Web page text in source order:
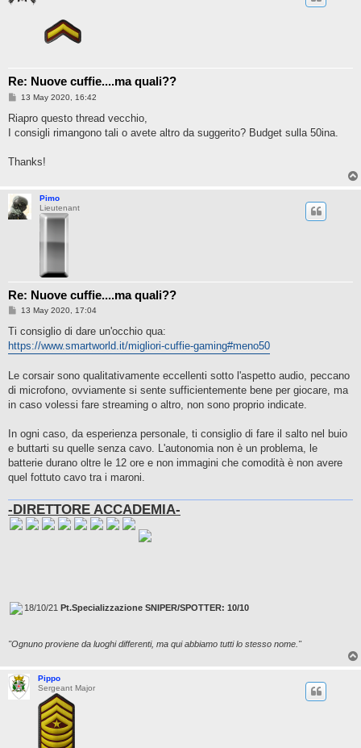
Re: Nuove cuffie....ma quali??
P
s
13 May 2020, 16:42
Riapro questo thread vecchio,
I consigli rimangono tali o avete altro da suggerito? Budget sulla 50ina.
Thanks!
Pimo
Lieutenant
Re: Nuove cuffie....ma quali??
P
s
13 May 2020, 17:04
Ti consiglio di dare un'occhio qua:
https://www.smartworld.it/migliori-cuffie-gaming#meno50
Le corsair sono qualitativamente eccellenti sotto l'aspetto audio, peccano
di microfono, ovviamente si sente sufficientemente bene per giocare, ma
in caso volessi fare streaming o altro, non sono proprio indicate.
In ogni caso, da esperienza personale, ti consiglio di fare il salto nel buio
e buttarti su quelle senza cavo. L'autonomia non è un problema, le
batterie durano oltre le 12 ore e non immagini che comodità è non avere
quel fottuto cavo tra i maroni.
-DIRETTORE ACCADEMIA-
18/10/21 Pt.Specializzazione SNIPER/SPOTTER: 10/10
"Ognuno proviene da luoghi differenti, ma qui abbiamo tutti lo stesso nome."
Pippo
Sergeant Major